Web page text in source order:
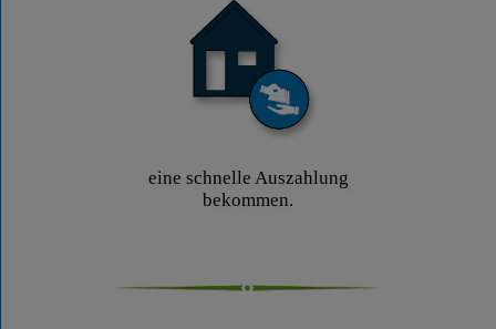
eine schnelle Auszahlung
bekommen.